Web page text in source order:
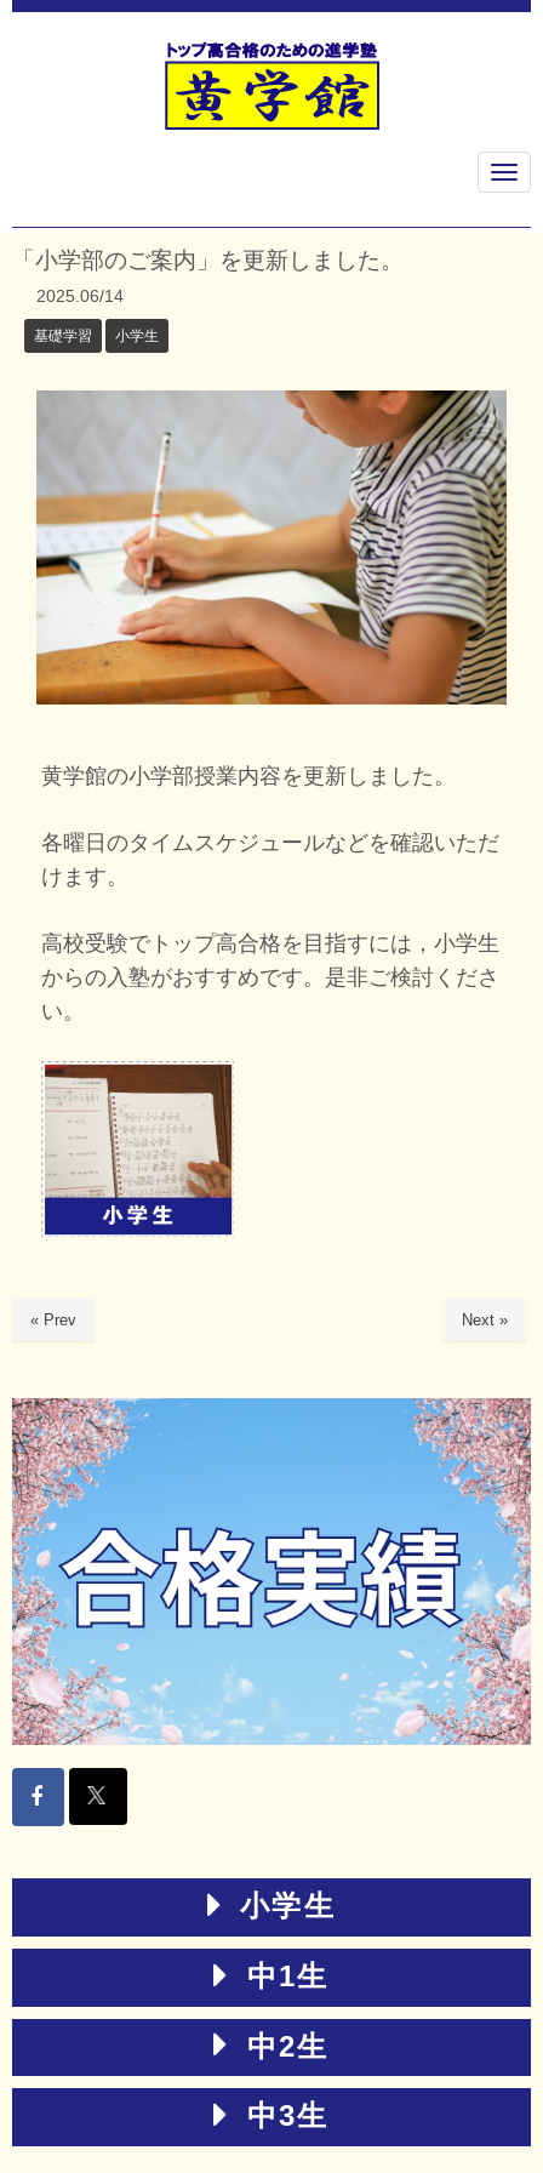
N
a
i
「小学部のご案内」を更新しました。
2025.06/14
基礎学習 小学生
黄学館の小学部授業内容を更新しました。
各曜日のタイムスケジュールなどを確認いただ
けます。
高校受験でトップ高合格を目指すには，小学生
からの入塾がおすすめです。是非ご検討くださ
い。
« Prev Next »
小学生
中1生
中2生
中3生